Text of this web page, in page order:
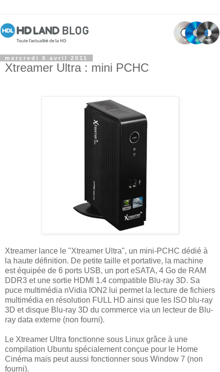
mercredi 6 avril 2011
Xtreamer Ultra : mini PCHC
Xtreamer lance le "Xtreamer Ultra", un mini-PCHC dédié à
la haute définition. De petite taille et portative, la machine
est équipée de 6 ports USB, un port eSATA, 4 Go de RAM
DDR3 et une sortie HDMI 1.4 compatible Blu-ray 3D. Sa
puce multimédia nVidia ION2 lui permet la lecture de fichiers
multimédia en résolution FULL HD ainsi que les ISO blu-ray
3D et disque Blu-ray 3D du commerce via un lecteur de Blu-
ray data externe (non fourni).
Le Xtreamer Ultra fonctionne sous Linux grâce à une
compilation Ubuntu spécialement conçue pour le Home
Cinéma mais peut aussi fonctionner sous Window 7 (non
fourni).